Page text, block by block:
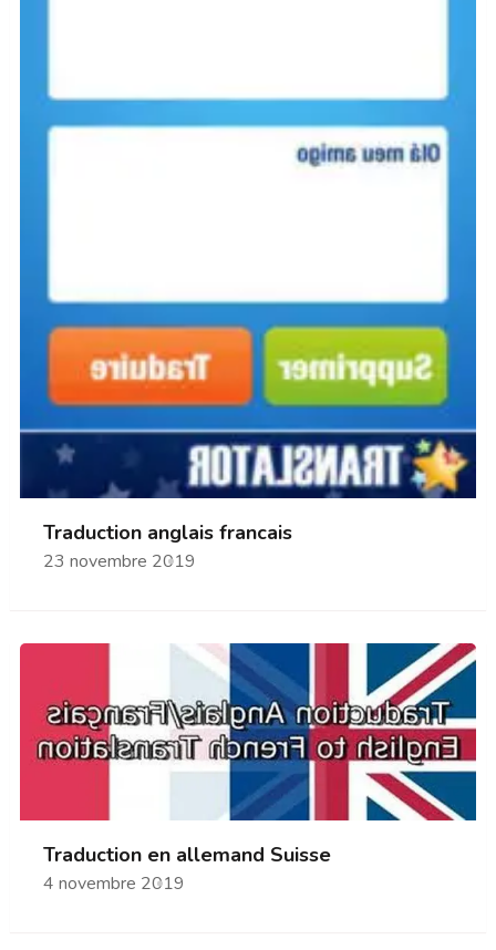
Traduction anglais francais
23 novembre 2019
Traduction en allemand Suisse
4 novembre 2019